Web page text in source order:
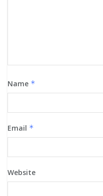
Name *
Email *
Website